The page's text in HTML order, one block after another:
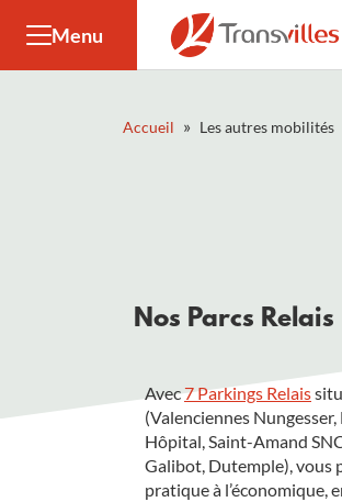
Menu
Accueil » Les autres mobilités
Nos Parcs Relais
Avec7 Parkings Relais
(Valenciennes
Hôpital, Saint-Amand
Galibot, Dutemple), vous
pratique à l’économique,
Panneau de gestion des cookies